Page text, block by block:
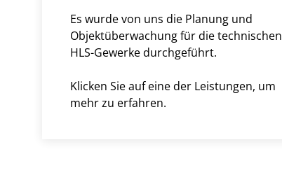
Es wurde von uns die Planung und
Objektüberwachung für die technischen
HLS-Gewerke durchgeführt.
Klicken Sie auf eine der Leistungen, um
mehr zu erfahren.